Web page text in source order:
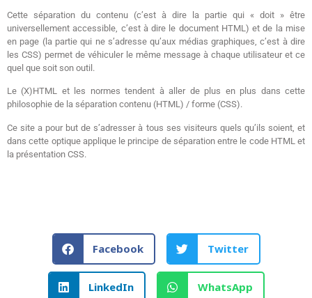
Cette séparation du contenu (c’est à dire la partie qui « doit » être
universellement accessible, c’est à dire le document HTML) et de la mise
en page (la partie qui ne s’adresse qu’aux médias graphiques, c’est à dire
les CSS) permet de véhiculer le même message à chaque utilisateur et ce
quel que soit son outil.
Le (X)HTML et les normes tendent à aller de plus en plus dans cette
philosophie de la séparation contenu (HTML) / forme (CSS).
Ce site a pour but de s’adresser à tous ses visiteurs quels qu’ils soient, et
dans cette optique applique le principe de séparation entre le code HTML et
la présentation CSS.
Facebook Twitter
LinkedIn WhatsApp